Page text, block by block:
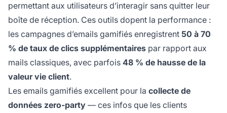
permettant aux utilisateurs d’interagir sans quitter leur
boîte de réception. Ces outils dopent la performance :
les campagnes d’emails gamifiés enregistrent 50 à 70
% de taux de clics supplémentaires par rapport aux
mails classiques, avec parfois 48 % de hausse de la
valeur vie client.
Les emails gamifiés excellent pour la collecte de
données zero-party — ces infos que les clients